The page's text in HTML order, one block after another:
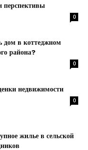
перспективы
0
дом в коттеджном
района?
0
недвижимости
0
жилье в сельской